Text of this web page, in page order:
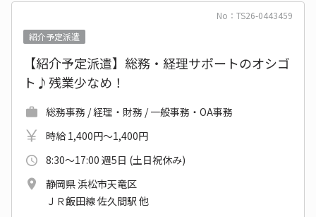
No：TS26-0443459
紹介予定派遣
【紹介予定派遣】総務・経理サポートのオシゴ
ト♪残業少なめ！
総務事務 / 経理・財務 / 一般事務・OA事務
時給 1,400円～1,400円
8:30～17:00 週5日 (土日祝休み)
静岡県 浜松市天竜区
ＪＲ飯田線 佐久間駅 他